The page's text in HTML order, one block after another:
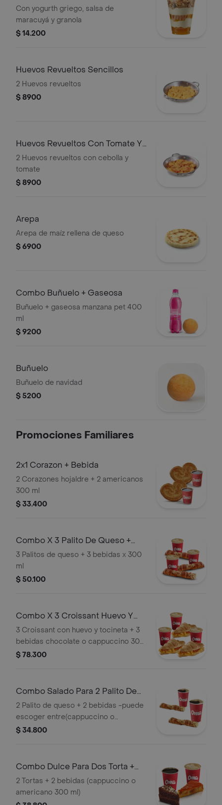
Con yogurth griego, salsa de
maracuyá y granola
$ 14.200
Huevos Revueltos Sencillos
2 Huevos revueltos
$ 8900
Huevos Revueltos Con Tomate Y
Cebolla.
2 Huevos revueltos con cebolla y
tomate
$ 8900
Arepa
Arepa de maíz rellena de queso
$ 6900
Combo Buñuelo + Gaseosa
Buñuelo + gaseosa manzana pet 400
ml
$ 9200
Buñuelo
Buñuelo de navidad
$ 5200
Promociones Familiares
2x1 Corazon + Bebida
2 Corazones hojaldre + 2 americanos
300 ml
$ 33.400
Combo X 3 Palito De Queso +
Bebida Calie
3 Palitos de queso + 3 bebidas x 300
ml
$ 50.100
Combo X 3 Croissant Huevo Y
Tocineta +be
3 Croissant con huevo y tocineta + 3
bebidas chocolate o cappuccino 300
ml
$ 78.300
Combo Salado Para 2 Palito De
Queso + Be
2 Palito de queso + 2 bebidas -puede
escoger entre(cappuccino o
americano 300ml)
$ 34.800
Combo Dulce Para Dos Torta +
Bebida
2 Tortas + 2 bebidas (cappuccino o
americano 300 ml)